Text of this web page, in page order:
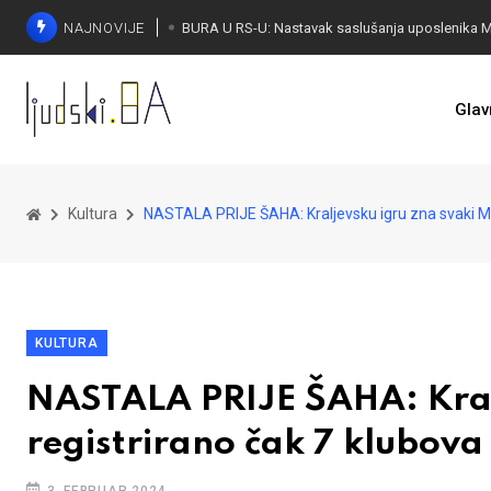
NAJNOVIJE
Kultura NASTALA PRIJE ŠAHA: Kraljevsku igru zna svaki
KULTURA
NASTALA PRIJE ŠAHA:
registrirano čak 7 klubova